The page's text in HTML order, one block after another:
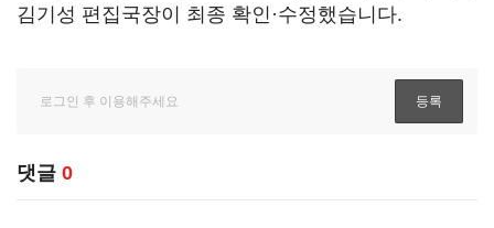
김기성 편집국장이 최종 확인·수정했습니다.
댓글 0